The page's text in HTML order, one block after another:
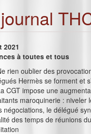
2021
à toutes et tous
rien oublier des
Hermès se forment et
CGT impose une
maroquinerie : niveler
négociations, le délégué
des temps de réunions